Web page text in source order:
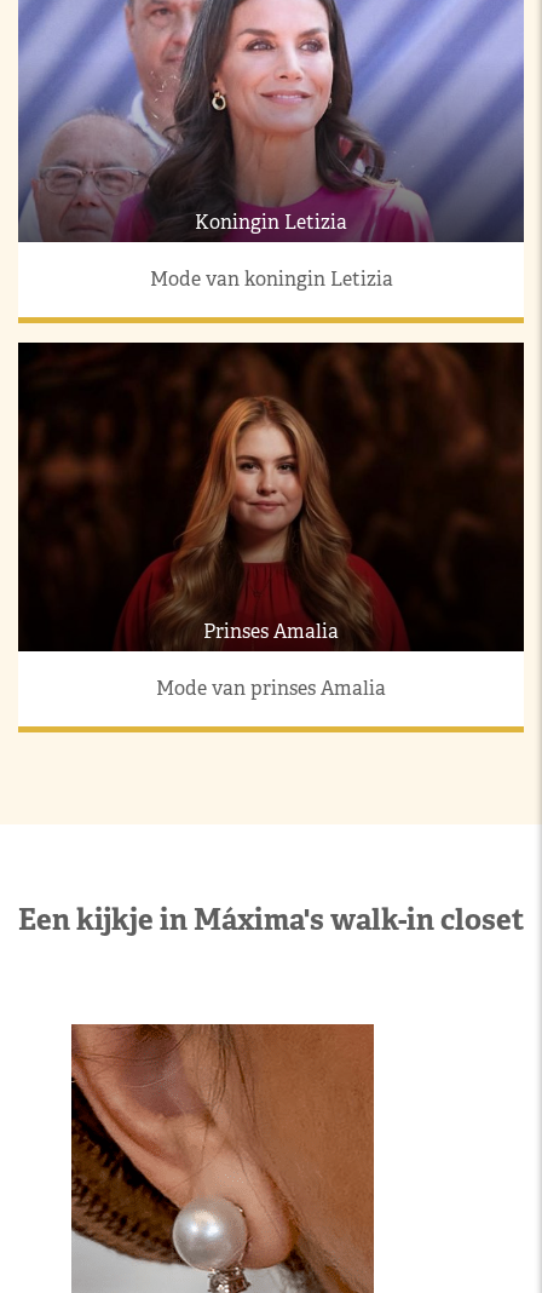
Koningin Letizia
Mode van koningin Letizia
Prinses Amalia
Mode van prinses Amalia
Een kijkje in Máxima's walk-in closet